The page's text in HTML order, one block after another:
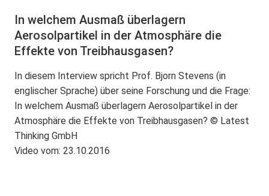
In welchem Ausmaß überlagern
Aerosolpartikel in der Atmosphäre die
Effekte von Treibhausgasen?
In diesem Interview spricht Prof. Bjorn Stevens (in
englischer Sprache) über seine Forschung und die Frage:
In welchem Ausmaß überlagern Aerosolpartikel in der
Atmosphäre die Effekte von Treibhausgasen? © Latest
Thinking GmbH
Video vom: 23.10.2016